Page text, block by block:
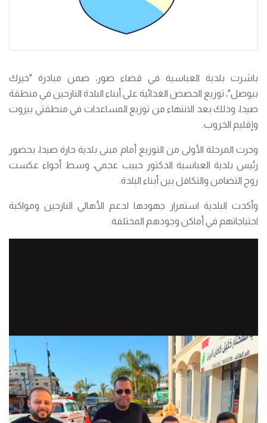
باشرت بلدية العباسية في قضاء صور، ضمن مبادرة "خيرك
بيوصل"، توزيع الحصص الغذائية على أبناء البلدة النازحين في منطقة
صيدا، وذلك بعد الانتهاء من توزيع المساعدات في منطقتي بيروت
وإقليم الخروب.
وجرت المرحلة الأولى من التوزيع أمام مبنى بلدية حارة صيدا، بحضور
رئيس بلدية العباسية الدكتور حبيب عجمي، وسط أجواء عكست
روح التضامن والتكافل بين أبناء البلدة.
وأكدت البلدية استمرار جهودها لدعم الأهالي النازحين ومواكبة
احتياجاتهم في أماكن وجودهم المختلفة.